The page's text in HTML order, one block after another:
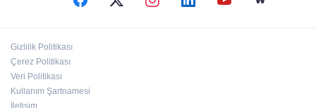
Gizlilik Politikası
Çerez Politikası
Veri Politikası
Kullanım Şartnamesi
İletişim